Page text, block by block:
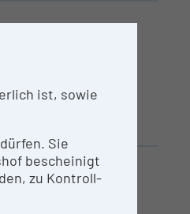
modulare
ist, sowie
Sie
bescheinigt
zu Kontroll-